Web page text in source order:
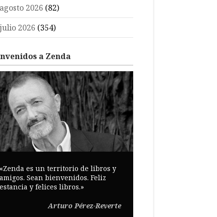
2026 (82)
2026 (354)
a Zenda
es un territorio de libros y
Sean bienvenidos. Feliz
y felices libros.»
Arturo Pérez-Reverte